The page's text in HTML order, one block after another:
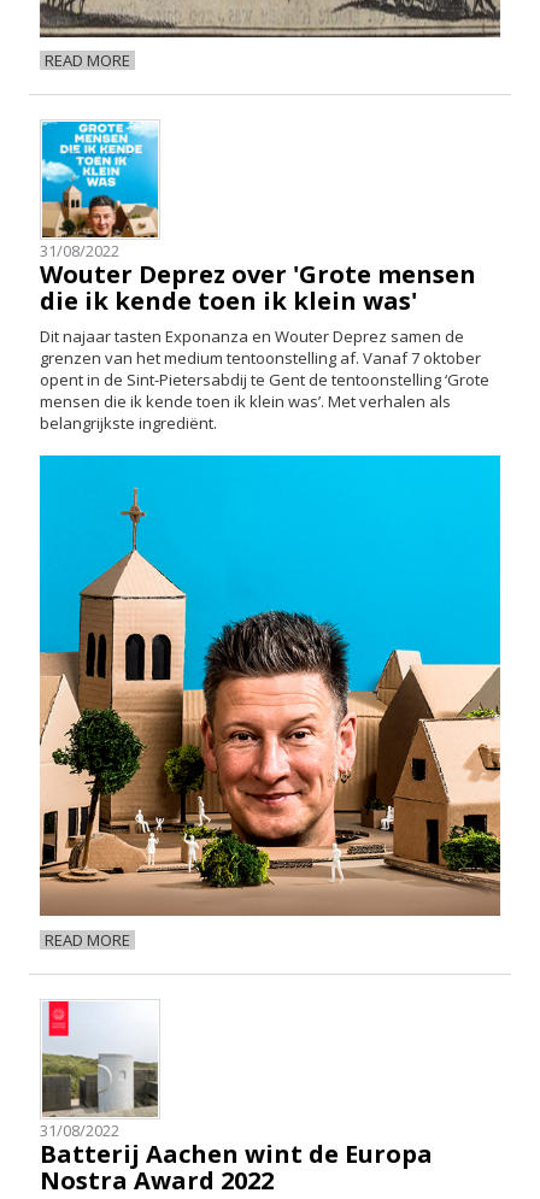
READ MORE
31/08/2022
Wouter Deprez over 'Grote mensen
die ik kende toen ik klein was'
Dit najaar tasten Exponanza en Wouter Deprez samen de
grenzen van het medium tentoonstelling af. Vanaf 7 oktober
opent in de Sint-Pietersabdij te Gent de tentoonstelling ‘Grote
mensen die ik kende toen ik klein was’. Met verhalen als
belangrijkste ingrediënt.
READ MORE
31/08/2022
Batterij Aachen wint de Europa
Nostra Award 2022